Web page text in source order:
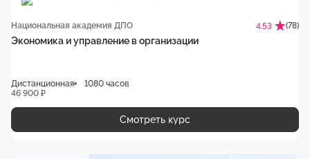
Национальная академия ДПО 4.53 (78)
Экономика и управление в организации
Дистанционная
1080 часов
46 900 ₽
Смотреть курс